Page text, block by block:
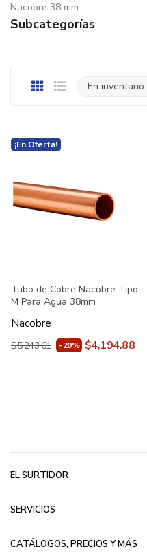
Nacobre 38 mm
Subcategorías
En inventario
¡En Oferta!
Tubo de Cobre Nacobre Tipo
M Para Agua 38mm
Nacobre
$5,243.61 -20% $4,194.88
EL SURTIDOR
SERVICIOS
CATÁLOGOS, PRECIOS Y MÁS